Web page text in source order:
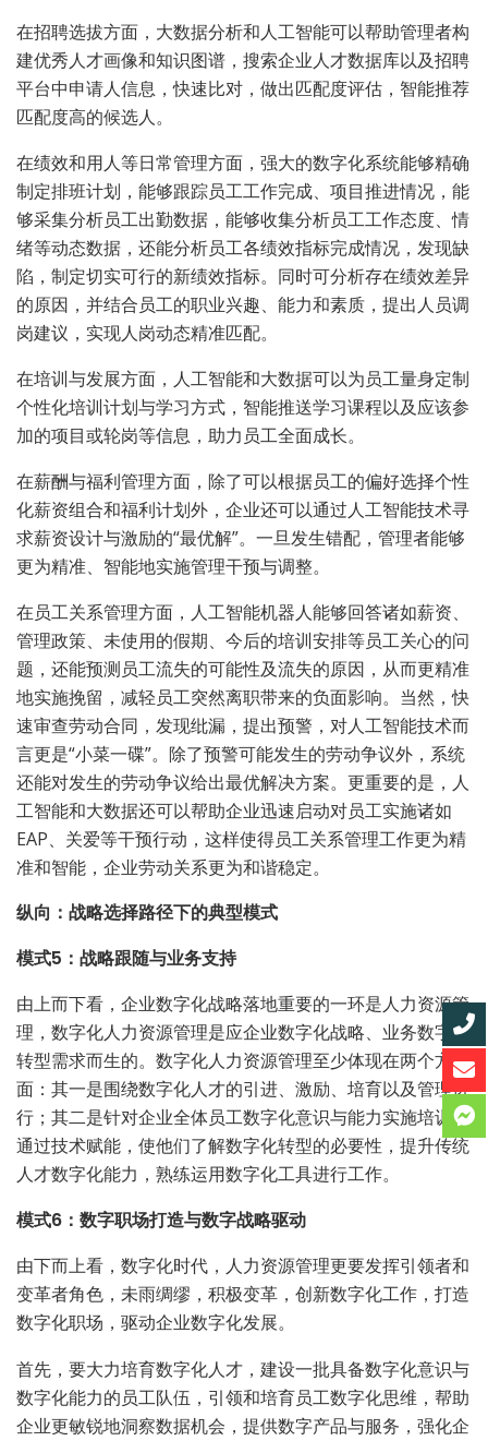
在招聘选拔方面，大数据分析和人工智能可以帮助管理者构
建优秀人才画像和知识图谱，搜索企业人才数据库以及招聘
平台中申请人信息，快速比对，做出匹配度评估，智能推荐
匹配度高的候选人。
在绩效和用人等日常管理方面，强大的数字化系统能够精确
制定排班计划，能够跟踪员工工作完成、项目推进情况，能
够采集分析员工出勤数据，能够收集分析员工工作态度、情
绪等动态数据，还能分析员工各绩效指标完成情况，发现缺
陷，制定切实可行的新绩效指标。同时可分析存在绩效差异
的原因，并结合员工的职业兴趣、能力和素质，提出人员调
岗建议，实现人岗动态精准匹配。
在培训与发展方面，人工智能和大数据可以为员工量身定制
个性化培训计划与学习方式，智能推送学习课程以及应该参
加的项目或轮岗等信息，助力员工全面成长。
在薪酬与福利管理方面，除了可以根据员工的偏好选择个性
化薪资组合和福利计划外，企业还可以通过人工智能技术寻
求薪资设计与激励的“最优解”。一旦发生错配，管理者能够
更为精准、智能地实施管理干预与调整。
在员工关系管理方面，人工智能机器人能够回答诸如薪资、
管理政策、未使用的假期、今后的培训安排等员工关心的问
题，还能预测员工流失的可能性及流失的原因，从而更精准
地实施挽留，减轻员工突然离职带来的负面影响。当然，快
速审查劳动合同，发现纰漏，提出预警，对人工智能技术而
言更是“小菜一碟”。除了预警可能发生的劳动争议外，系统
还能对发生的劳动争议给出最优解决方案。更重要的是，人
工智能和大数据还可以帮助企业迅速启动对员工实施诸如
EAP、关爱等干预行动，这样使得员工关系管理工作更为精
准和智能，企业劳动关系更为和谐稳定。
纵向：战略选择路径下的典型模式
模式5：战略跟随与业务支持
由上而下看，企业数字化战略落地重要的一环是人力资源管
理，数字化人力资源管理是应企业数字化战略、业务数字化
转型需求而生的。数字化人力资源管理至少体现在两个方
面：其一是围绕数字化人才的引进、激励、培育以及管理进
行；其二是针对企业全体员工数字化意识与能力实施培训，
通过技术赋能，使他们了解数字化转型的必要性，提升传统
人才数字化能力，熟练运用数字化工具进行工作。
模式6：数字职场打造与数字战略驱动
由下而上看，数字化时代，人力资源管理更要发挥引领者和
变革者角色，未雨绸缪，积极变革，创新数字化工作，打造
数字化职场，驱动企业数字化发展。
首先，要大力培育数字化人才，建设一批具备数字化意识与
数字化能力的员工队伍，引领和培育员工数字化思维，帮助
企业更敏锐地洞察数据机会，提供数字产品与服务，强化企